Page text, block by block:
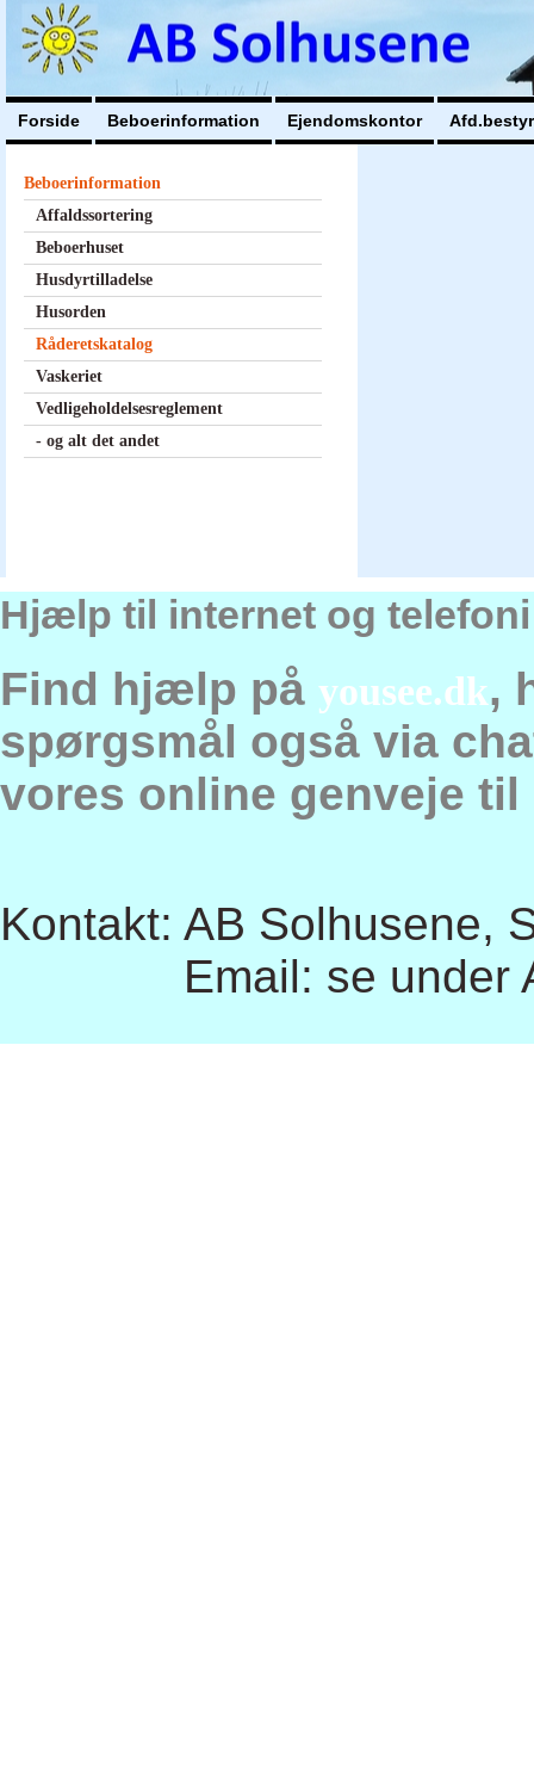
Forside Beboerinformation Ejendomskontor
Beboerinformation
Affaldssortering
Beboerhuset
Husdyrtilladelse
Husorden
Råderetskatalog
Vaskeriet
Vedligeholdelsesreglement
- og alt det andet
Hjælp til internet og telefoni
Find hjælp på yousee.dk,
spørgsmål også via
vores online genveje
Kontakt: AB Solhusene,
Email: se under